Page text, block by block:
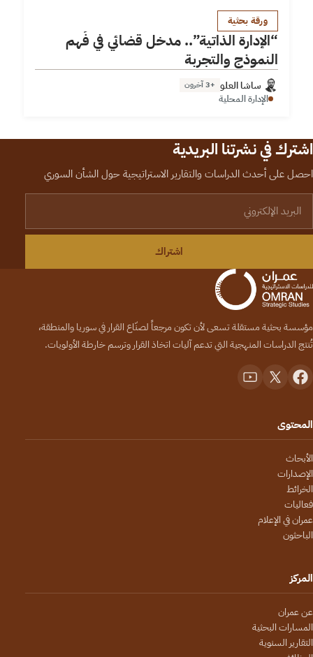
ورقة بحثية
“الإدارة الذاتية”.. مدخل قضائي في فَهم
النموذج والتجربة
ساشا العلو +3 آخرون
الإدارة المحلية
اشترك في نشرتنا البريدية
احصل على أحدث الدراسات والتقارير الاستراتيجية حول الشأن السوري
اشتراك
مؤسسة بحثية مستقلة تسعى لأن تكون مرجعاً لصنّاع القرار في سوريا والمنطقة،
تُنتج الدراسات المنهجية التي تدعم آليات اتخاذ القرار وترسم خارطة الأولويات.
المحتوى
الأبحاث
الإصدارات
الخرائط
فعاليات
عمران في الإعلام
الباحثون
المركز
عن عمران
المسارات البحثية
التقارير السنوية